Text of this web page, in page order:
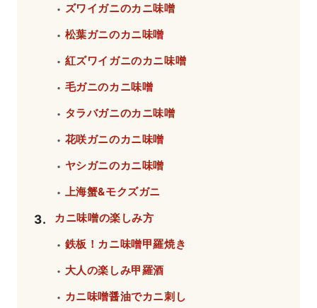
・ ズワイガニのカニ味噌
・ 松葉ガニのカニ味噌
・ 紅ズワイガニのカニ味噌
・ 毛ガニのカニ味噌
・ タラバガニのカニ味噌
・ 花咲ガニのカニ味噌
・ ヤシガニのカニ味噌
・ 上海蟹&モクズガニ
3. カニ味噌の楽しみ方
・ 鉄板！カニ味噌甲羅焼き
・ 大人の楽しみ甲羅酒
・ カニ味噌醤油でカニ刺し